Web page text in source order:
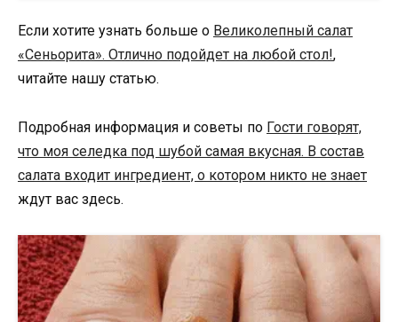
Если хотите узнать больше о Великолепный cалат
«Сеньорита». Отлично подойдет на любой стол!,
читайте нашу статью.
Подробная информация и советы по Гости говорят,
что моя селедка под шубой самая вкусная. В состав
салата входит ингредиент, о котором никто не знает
ждут вас здесь.